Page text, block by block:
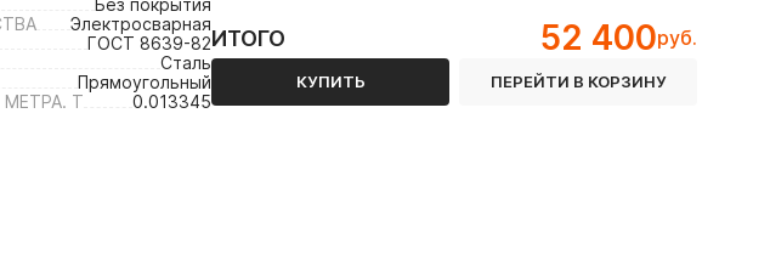
Без покрытия
Электросварная
ГОСТ 8639-82
Сталь
Прямоугольный
Т
0.013345
ИТОГО 52 400руб.
КУПИТЬ ПЕРЕЙТИ В КОРЗИНУ